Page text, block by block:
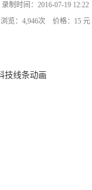
录制时间：2016-07-19 12:22
浏览：4,946次 价格：15 元